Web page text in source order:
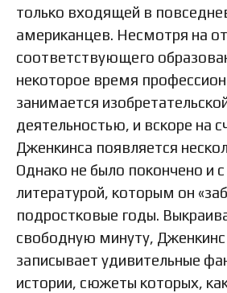
только входящей в
американцев. Несмотря на
соответствующего
некоторое время
занимается
деятельностью, и вскоре на
Дженкинса появляется
Однако не было покончено и
литературой, которым он
подростковые годы.
свободную минуту,
записывает удивительные
истории, сюжеты которых,